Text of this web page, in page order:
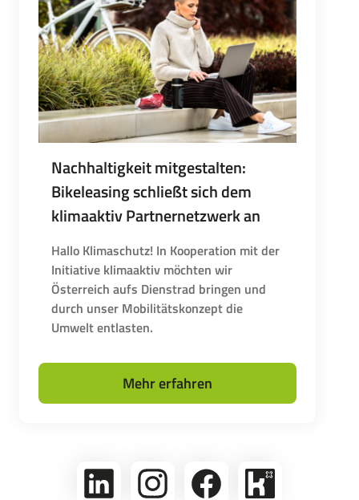
Nachhaltigkeit mitgestalten:
Bikeleasing schließt sich dem
klimaaktiv Partnernetzwerk an
Hallo Klimaschutz! In Kooperation mit der
Initiative klimaaktiv möchten wir
Österreich aufs Dienstrad bringen und
durch unser Mobilitätskonzept die
Umwelt entlasten.
Mehr erfahren
linkedin
Folge
uns
Folge
uns
Bikeleasing
auf